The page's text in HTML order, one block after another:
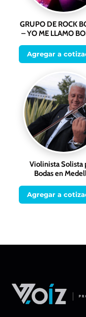
GRUPO DE ROCK
– YO ME LLAMO
Agregar a
Violinista Solista
Bodas en
Agregar a